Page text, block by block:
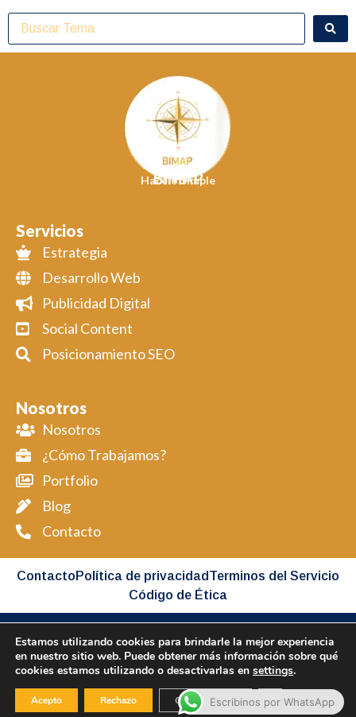
BIMAP
Hacelo Simple
Servicios
Estrategia
Desarrollo Web
Publicidad Digital
Social Content
Posicionamiento SEO
Nosotros
Nosotros
¿Cómo Trabajamos?
Portfolio
Blog
Contacto
Contacto Política de privacidad Terminos del Servicio
Código de Ética
Copyright BIMAP © 2026 All Rights Reserved
Desarollado por BIMAP
Estamos utilizando cookies para brindarle la mejor experiencia
en nuestro sitio web. Puede obtener más información sobre qué
cookies estamos utilizando o desactivarlas en settings.
Acepto Rechazo Configuración Cerrar el banner
Escribinos por WhatsApp